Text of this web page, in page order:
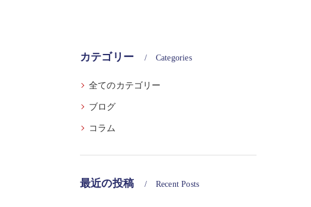
カテゴリー Categories
全てのカテゴリー
ブログ
コラム
最近の投稿 Recent Posts